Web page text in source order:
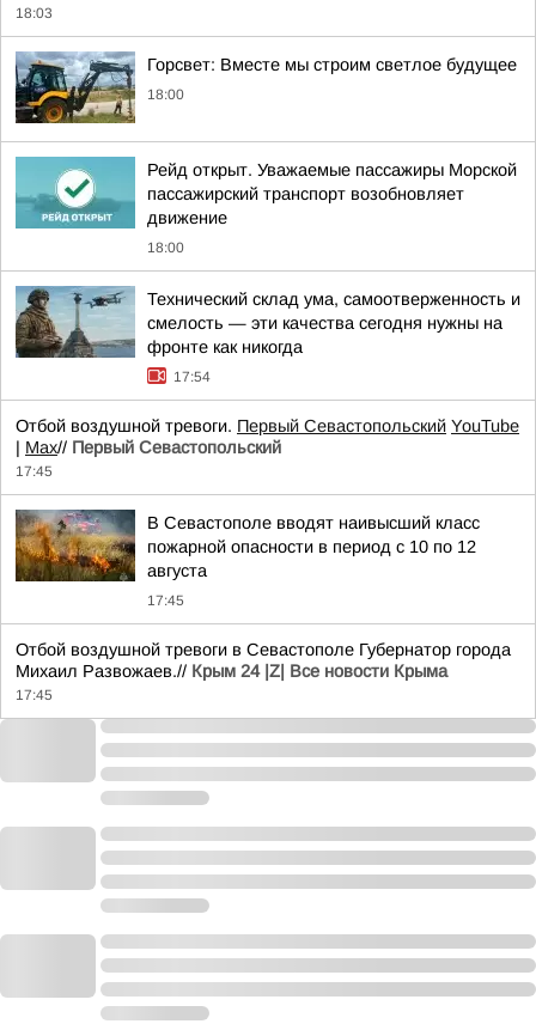
18:03
Горсвет: Вместе мы строим светлое будущее
18:00
Рейд открыт. Уважаемые пассажиры Морской
пассажирский транспорт возобновляет
движение
18:00
Технический склад ума, самоотверженность и
смелость — эти качества сегодня нужны на
фронте как никогда
17:54
Отбой воздушной тревоги. Первый Севастопольский YouTube
| Max// Первый Севастопольский
17:45
В Севастополе вводят наивысший класс
пожарной опасности в период с 10 по 12
августа
17:45
Отбой воздушной тревоги в Севастополе Губернатор города
Михаил Развожаев.// Крым 24 |Z| Все новости Крыма
17:45